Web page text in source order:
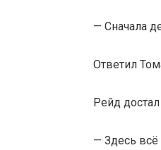
— Сначала
Ответил
Рейд
— Здесь всё